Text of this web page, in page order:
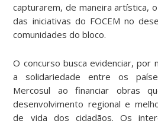
capturarem, de maneira artística,
das iniciativas do FOCEM no
comunidades do bloco.
O concurso busca evidenciar, por
a solidariedade entre os
Mercosul ao financiar obras
desenvolvimento regional e
de vida dos cidadãos. Os